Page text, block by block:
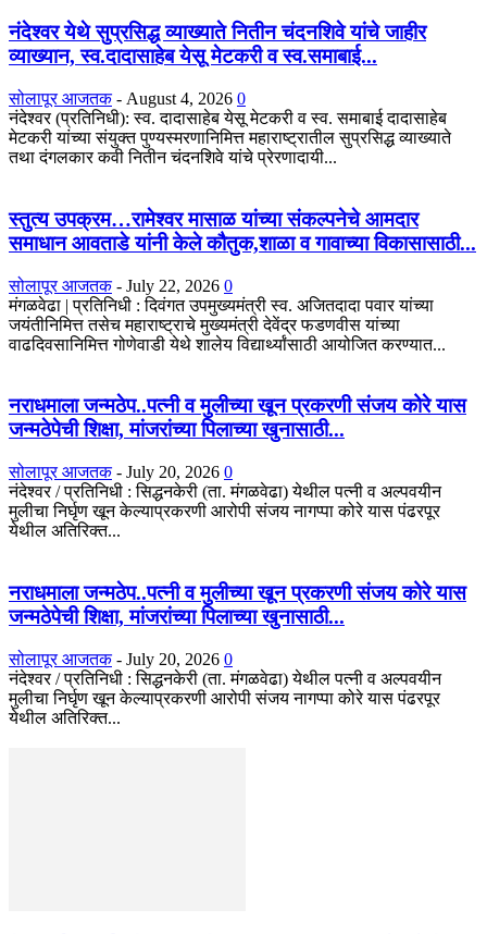
नंदेश्वर येथे सुप्रसिद्ध व्याख्याते नितीन चंदनशिवे यांचे जाहीर
व्याख्यान, स्व.दादासाहेब येसू मेटकरी व स्व.समाबाई...
सोलापूर आजतक - August 4, 2026 0
नंदेश्वर (प्रतिनिधी): स्व. दादासाहेब येसू मेटकरी व स्व. समाबाई दादासाहेब
मेटकरी यांच्या संयुक्त पुण्यस्मरणानिमित्त महाराष्ट्रातील सुप्रसिद्ध व्याख्याते
तथा दंगलकार कवी नितीन चंदनशिवे यांचे प्रेरणादायी...
स्तुत्य उपक्रम…रामेश्वर मासाळ यांच्या संकल्पनेचे आमदार
समाधान आवताडे यांनी केले कौतुक,शाळा व गावाच्या विकासासाठी...
सोलापूर आजतक - July 22, 2026 0
मंगळवेढा | प्रतिनिधी : दिवंगत उपमुख्यमंत्री स्व. अजितदादा पवार यांच्या
जयंतीनिमित्त तसेच महाराष्ट्राचे मुख्यमंत्री देवेंद्र फडणवीस यांच्या
वाढदिवसानिमित्त गोणेवाडी येथे शालेय विद्यार्थ्यांसाठी आयोजित करण्यात...
नराधमाला जन्मठेप..पत्नी व मुलीच्या खून प्रकरणी संजय कोरे यास
जन्मठेपेची शिक्षा, मांजरांच्या पिलाच्या खुनासाठी...
सोलापूर आजतक - July 20, 2026 0
नंदेश्वर / प्रतिनिधी : सिद्धनकेरी (ता. मंगळवेढा) येथील पत्नी व अल्पवयीन
मुलीचा निर्घृण खून केल्याप्रकरणी आरोपी संजय नागप्पा कोरे यास पंढरपूर
येथील अतिरिक्त...
नराधमाला जन्मठेप..पत्नी व मुलीच्या खून प्रकरणी संजय कोरे यास
जन्मठेपेची शिक्षा, मांजरांच्या पिलाच्या खुनासाठी...
सोलापूर आजतक - July 20, 2026 0
नंदेश्वर / प्रतिनिधी : सिद्धनकेरी (ता. मंगळवेढा) येथील पत्नी व अल्पवयीन
मुलीचा निर्घृण खून केल्याप्रकरणी आरोपी संजय नागप्पा कोरे यास पंढरपूर
येथील अतिरिक्त...